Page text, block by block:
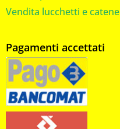
Vendita lucchetti e catene
Pagamenti accettati